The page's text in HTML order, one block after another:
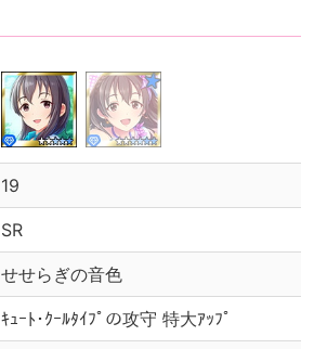
19
SR
せせらぎの音色
ｷｭｰﾄ･ｸｰﾙﾀｲﾌﾟの攻守 特大ｱｯﾌﾟ